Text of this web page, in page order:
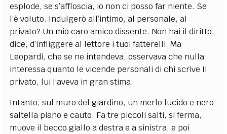
esplode, se s’affloscia, io non ci posso far niente. Se
l’è voluto. Indulgerò all’intimo, al personale, al
privato? Un mio caro amico dissente. Non hai il diritto,
dice, d’infliggere al lettore i tuoi fatterelli. Ma
Leopardi, che se ne intendeva, osservava che nulla
interessa quanto le vicende personali di chi scrive Il
privato, lui l’aveva in gran stima.
Intanto, sul muro del giardino, un merlo lucido e nero
saltella piano e cauto. Fa tre piccoli salti, si ferma,
muove il becco giallo a destra e a sinistra, e poi